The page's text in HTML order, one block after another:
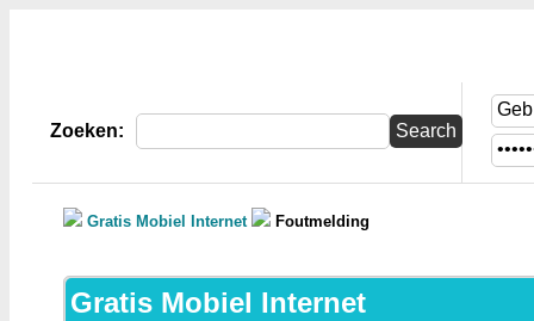
Zoeken:
Gratis Mobiel Internet Foutmelding
Gratis Mobiel Internet